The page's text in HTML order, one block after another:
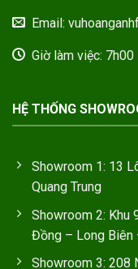
Email:
Giờ làm việc:
HỆ THỐNG
Showroom 1: 13
Quang Trung
Showroom 2: Khu
Đồng – Long Biên
Showroom 3: 208